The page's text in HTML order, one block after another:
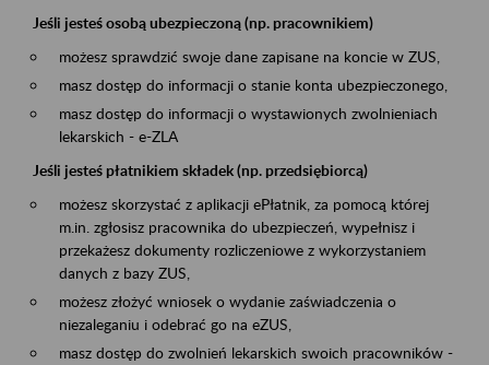
Jeśli jesteś osobą ubezpieczoną (np. pracownikiem)
możesz sprawdzić swoje dane zapisane na koncie w ZUS,
masz dostęp do informacji o stanie konta ubezpieczonego,
masz dostęp do informacji o wystawionych zwolnieniach
lekarskich - e-ZLA
Jeśli jesteś płatnikiem składek (np. przedsiębiorcą)
możesz skorzystać z aplikacji ePłatnik, za pomocą której
m.in. zgłosisz pracownika do ubezpieczeń, wypełnisz i
przekażesz dokumenty rozliczeniowe z wykorzystaniem
danych z bazy ZUS,
możesz złożyć wniosek o wydanie zaświadczenia o
niezaleganiu i odebrać go na eZUS,
masz dostęp do zwolnień lekarskich swoich pracowników -